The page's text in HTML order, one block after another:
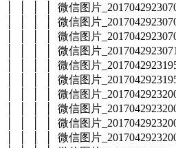
│ │ │ │ 微信图片
│ │ │ │ 微信图片
│ │ │ │ 微信图片
│ │ │ │ 微信图片
│ │ │ │ 微信图片
│ │ │ │ 微信图片
│ │ │ │ 微信图片
│ │ │ │ 微信图片
│ │ │ │ 微信图片
│ │ │ │ 微信图片